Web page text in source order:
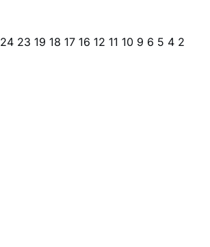
24 23 19 18 17 16 12 11 10 9 6 5 4 2